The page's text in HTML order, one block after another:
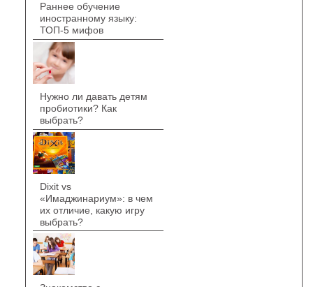
Раннее обучение
иностранному языку:
ТОП-5 мифов
Нужно ли давать детям
пробиотики? Как
выбрать?
Dixit vs
«Имаджинариум»: в чем
их отличие, какую игру
выбрать?